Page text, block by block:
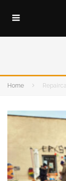
Home